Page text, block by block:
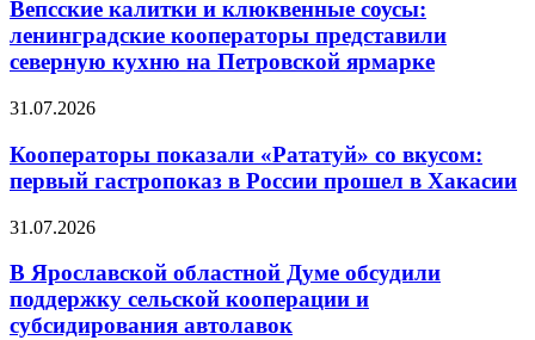
Вепсские калитки и клюквенные соусы:
ленинградские кооператоры представили
северную кухню на Петровской ярмарке
31.07.2026
Кооператоры показали «Рататуй» со вкусом:
первый гастропоказ в России прошел в Хакасии
31.07.2026
В Ярославской областной Думе обсудили
поддержку сельской кооперации и
субсидирования автолавок